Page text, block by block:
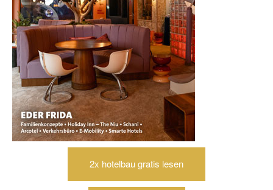
2x hotelbau gratis lesen